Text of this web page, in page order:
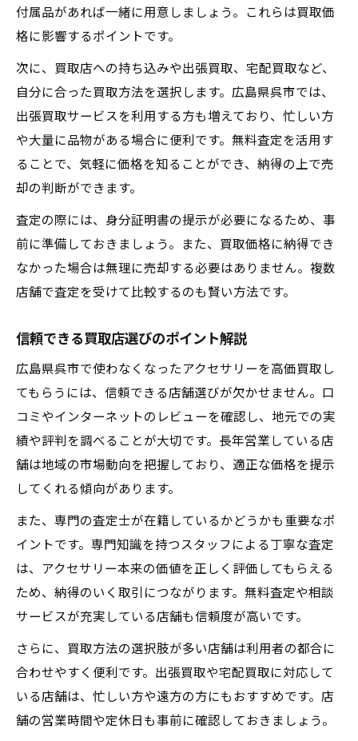
忙しい方に便利な買取サービスの選び方
宅配や非対面買取の特徴とメリット比較
スマホで簡単にできる買取依頼の方法
手間を減らすための買取準備とコツ紹介
アクセサリー買取で重要な査定ポイント解説
専門鑑定士が見るアクセサリーの評価基準
査定前に確認すべきアクセサリーのポイン
買取査定を有利にするコツと準備方法
出張や非対面の買取方法も選択肢に
自宅で完結する出張買取のメリットを紹介
非対面買取の仕組みと安心ポイント解説
呉市でも増えている出張買取サービス活用
法
買取手続きが簡単な宅配サービスの特徴
出張買取利用時に気を付けたい点まとめ
状態や鑑定書が価格に与える影響を知る
高く売るために大切なアクセサリーのメン
テ法
付属品があれば一緒に用意しましょう。これらは買取価
格に影響するポイントです。
次に、買取店への持ち込みや出張買取、宅配買取など、
自分に合った買取方法を選択します。広島県呉市では、
出張買取サービスを利用する方も増えており、忙しい方
や大量に品物がある場合に便利です。無料査定を活用す
ることで、気軽に価格を知ることができ、納得の上で売
却の判断ができます。
査定の際には、身分証明書の提示が必要になるため、事
前に準備しておきましょう。また、買取価格に納得でき
なかった場合は無理に売却する必要はありません。複数
店舗で査定を受けて比較するのも賢い方法です。
信頼できる買取店選びのポイント解説
広島県呉市で使わなくなったアクセサリーを高価買取し
てもらうには、信頼できる店舗選びが欠かせません。口
コミやインターネットのレビューを確認し、地元での実
績や評判を調べることが大切です。長年営業している店
舗は地域の市場動向を把握しており、適正な価格を提示
してくれる傾向があります。
また、専門の査定士が在籍しているかどうかも重要なポ
イントです。専門知識を持つスタッフによる丁寧な査定
は、アクセサリー本来の価値を正しく評価してもらえる
ため、納得のいく取引につながります。無料査定や相談
サービスが充実している店舗も信頼度が高いです。
さらに、買取方法の選択肢が多い店舗は利用者の都合に
合わせやすく便利です。出張買取や宅配買取に対応して
いる店舗は、忙しい方や遠方の方にもおすすめです。店
舗の営業時間や定休日も事前に確認しておきましょう。